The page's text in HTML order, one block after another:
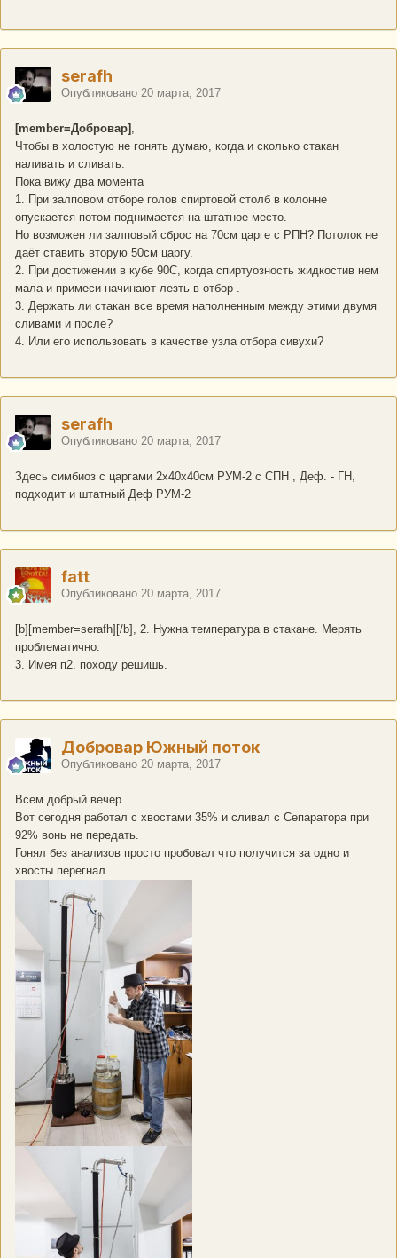
serafh
Опубликовано 20 марта, 2017
[member=Добровар] ,
Чтобы в холостую не гонять думаю, когда и сколько стакан
наливать и сливать.
Пока вижу два момента
1. При залповом отборе голов спиртовой столб в колонне
опускается потом поднимается на штатное место.
Но возможен ли залповый сброс на 70см царге с РПН? Потолок не
даёт ставить вторую 50см царгу.
2. При достижении в кубе 90С, когда спиртуозность жидкостив нем
мала и примеси начинают лезть в отбор .
3. Держать ли стакан все время наполненным между этими двумя
сливами и после?
4. Или его использовать в качестве узла отбора сивухи?
serafh
Опубликовано 20 марта, 2017
Здесь симбиоз с царгами 2х40х40см РУМ-2 с СПН , Деф. - ГН,
подходит и штатный Деф РУМ-2
fatt
Опубликовано 20 марта, 2017
[b][member=serafh][/b], 2. Нужна температура в стакане. Мерять
проблематично.
3. Имея п2. походу решишь.
Добровар Южный поток
Опубликовано 20 марта, 2017
Всем добрый вечер.
Вот сегодня работал с хвостами 35% и сливал с Сепаратора при
92% вонь не передать.
Гонял без анализов просто пробовал что получится за одно и
хвосты перегнал.